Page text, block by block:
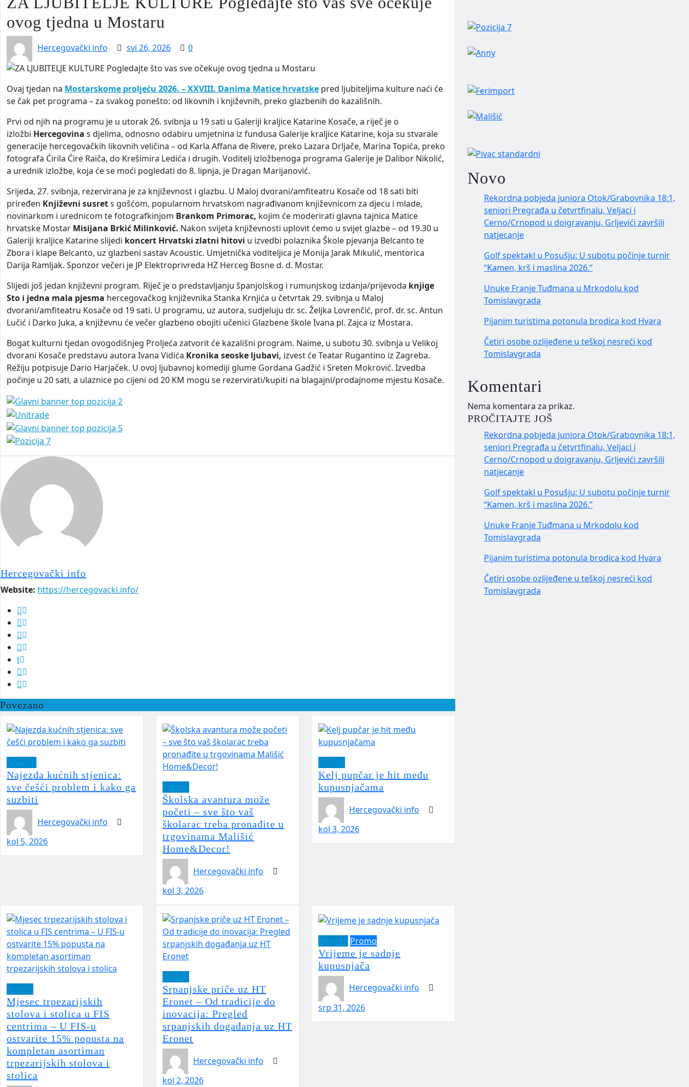
ovog tjedna u Mostaru
Hercegovački info svi 26, 2026 0
Ovaj tjedan na Mostarskome proljeću 2026. – XXVIII. Danima Matice hrvatske pred ljubiteljima kulture naći će
se čak pet programa – za svakog ponešto: od likovnih i književnih, preko glazbenih do kazališnih.
Prvi od njih na programu je u utorak 26. svibnja u 19 sati u Galeriji kraljice Katarine Kosače, a riječ je o
izložbi Hercegovina s djelima, odnosno odabiru umjetnina iz fundusa Galerije kraljice Katarine, koja su stvarale
generacije hercegovačkih likovnih veličina – od Karla Affana de Rivere, preko Lazara Drljače, Marina Topića, preko
fotografa Ćirila Ćire Raiča, do Krešimira Ledića i drugih. Voditelj izložbenoga programa Galerije je Dalibor Nikolić,
a urednik izložbe, koja će se moći pogledati do 8. lipnja, je Dragan Marijanović.
Srijeda, 27. svibnja, rezervirana je za književnost i glazbu. U Maloj dvorani/amfiteatru Kosače od 18 sati biti
priređen Književni susrets gošćom, popularnom hrvatskom nagrađivanom književnicom za djecu i mlade,
novinarkom i urednicom te fotografkinjom Brankom Primorac, kojim će moderirati glavna tajnica Matice
hrvatske Mostar Misijana Brkić Milinković. Nakon svijeta književnosti uplovit ćemo u svijet glazbe – od 19.30 u
Galeriji kraljice Katarine slijedi koncert Hrvatski zlatni hitovi u izvedbi polaznika Škole pjevanja Belcanto te
Zbora i klape Belcanto, uz glazbeni sastav Acoustic. Umjetnička voditeljica je Monija Jarak Mikulić, mentorica
Darija Ramljak. Sponzor večeri je JP Elektroprivreda HZ Herceg Bosne d. d. Mostar.
Slijedi još jedan književni program. Riječ je o predstavljanju španjolskog i rumunjskog izdanja/prijevoda knjige
Sto i jedna mala pjesma hercegovačkog književnika Stanka Krnjića u četvrtak 29. svibnja u Maloj
dvorani/amfiteatru Kosače od 19 sati. U programu, uz autora, sudjeluju dr. sc. Željka Lovrenčić, prof. dr. sc. Antun
Lučić i Darko Juka, a književnu će večer glazbeno obojiti učenici Glazbene škole Ivana pl. Zajca iz Mostara.
Bogat kulturni tjedan ovogodišnjeg Proljeća zatvorit će kazališni program. Naime, u subotu 30. svibnja u Velikoj
dvorani Kosače predstavu autora Ivana Vidića Kronika seoske ljubavi, izvest će Teatar Rugantino iz Zagreba.
Režiju potpisuje Dario Harjaček. U ovoj ljubavnoj komediji glume Gordana Gadžić i Sreten Mokrović. Izvedba
počinje u 20 sati, a ulaznice po cijeni od 20 KM mogu se rezervirati/kupiti na blagajni/prodajnome mjestu Kosače.
Hercegovački info
Website: https://hercegovacki.info/
Povezano
Najezda kućnih stjenica:
sve češći problem i kako ga
suzbiti
Hercegovački info
kol 5, 2026
Školska avantura može
početi – sve što vaš
školarac treba pronađite u
trgovinama Mališić
Home&Decor!
Hercegovački info
kol 3, 2026
Kelj pupčar je hit među
kupusnjačama
Hercegovački info
kol 3, 2026
Mjesec trpezarijskih
stolova i stolica u FIS
centrima – U FIS-u
ostvarite 15% popusta na
kompletan asortiman
trpezarijskih stolova i
stolica
Srpanjske priče uz HT
Eronet – Od tradicije do
inovacija: Pregled
srpanjskih događanja uz HT
Eronet
Hercegovački info
kol 2, 2026
Promo
Vrijeme je sadnje
kupusnjača
Hercegovački info
srp 31, 2026
Novo
Rekordna pobjeda juniora Otok/Grabovnika 18:1,
seniori Pregrađa u četvrtfinalu, Veljaci i
Cerno/Crnopod u doigravanju, Grljevići završili
natjecanje
Golf spektakl u Posušju: U subotu počinje turnir
“Kamen, krš i maslina 2026.”
Unuke Franje Tuđmana u Mrkodolu kod
Tomislavgrada
Pijanim turistima potonula brodica kod Hvara
Četiri osobe ozlijeđene u teškoj nesreći kod
Tomislavgrada
Komentari
Nema komentara za prikaz.
PROČITAJTE JOŠ
Rekordna pobjeda juniora Otok/Grabovnika 18:1,
seniori Pregrađa u četvrtfinalu, Veljaci i
Cerno/Crnopod u doigravanju, Grljevići završili
natjecanje
Golf spektakl u Posušju: U subotu počinje turnir
“Kamen, krš i maslina 2026.”
Unuke Franje Tuđmana u Mrkodolu kod
Tomislavgrada
Pijanim turistima potonula brodica kod Hvara
Četiri osobe ozlijeđene u teškoj nesreći kod
Tomislavgrada